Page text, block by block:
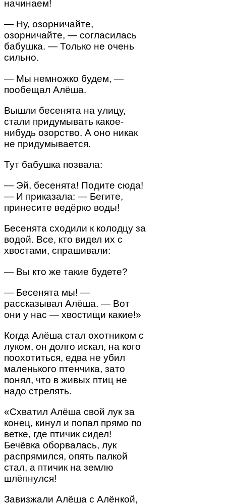
начинаем!
— Ну, озорничайте,
озорничайте, — согласилась
бабушка. — Только не очень
сильно.
— Мы немножко будем, —
пообещал Алёша.
Вышли бесенята на улицу,
стали придумывать какое-
нибудь озорство. А оно никак
не придумывается.
Тут бабушка позвала:
— Эй, бесенята! Подите сюда!
— И приказала: — Бегите,
принесите ведёрко воды!
Бесенята сходили к колодцу за
водой. Все, кто видел их с
хвостами, спрашивали:
— Вы кто же такие будете?
— Бесенята мы! —
рассказывал Алёша. — Вот
они у нас — хвостищи какие!»
Когда Алёша стал охотником с
луком, он долго искал, на кого
поохотиться, едва не убил
маленького птенчика, зато
понял, что в живых птиц не
надо стрелять.
«Схватил Алёша свой лук за
конец, кинул и попал прямо по
ветке, где птичик сидел!
Бечёвка оборвалась, лук
распрямился, опять палкой
стал, а птичик на землю
шлёпнулся!
Завизжали Алёша с Алёнкой,